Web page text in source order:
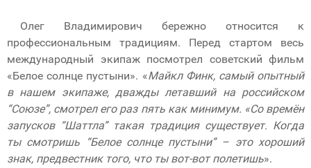
Олег Владимирович бережно относится к
профессиональным традициям. Перед стартом весь
международный экипаж посмотрел советский фильм
«Белое солнце пустыни». «Майкл Финк, самый опытный
в нашем экипаже, дважды летавший на российском
“Союзе”, смотрел его раз пять как минимум. «Со времён
запусков “Шаттла” такая традиция существует. Когда
ты смотришь “Белое солнце пустыни” – это хороший
знак, предвестник того, что ты вот-вот полетишь».